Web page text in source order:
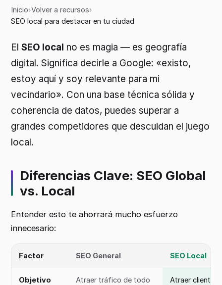
Inicio›Volver a recursos›
SEO local para destacar en tu ciudad
ElSEO local no es magia — es geografía
digital. Significa decirle a Google: «existo,
estoy aquí y soy relevante para mi
vecindario». Con una base técnica sólida y
coherencia de datos, puedes superar a
grandes competidores que descuidan el juego
local.
Diferencias Clave: SEO Global
vs. Local
Entender esto te ahorrará mucho esfuerzo
innecesario:
Factor SEO General SEO Local
Objetivo
Atraer tráfico de todo
Atraer clientes